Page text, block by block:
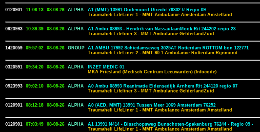
0120901 11:06:13 08-08-26 ALPHA
A1 (MMT) 13991 Oudenoord Utrecht 76302 // Regio 09
Traumaheli LifeLiner 1 - MMT Ambulance Amsterdam Amstelland
0923993 10:39:39 08-08-26 ALPHA
A1 Ambu 08993 - Hendrik van NassaulaanMook Rit 244202 regio 23
Traumaheli Lifeliner 3 - MMT Ambulance GelderlandZuid
1420059 09:57:02 08-08-26 GROUP
A1 AMBU 17992 Schiedamseweg 3025AT Rotterdam ROTTDM bon 122771
Traumaheli LifeLiner 2 - MMT 90.1 Ambulance Rotterdam Rijnmond
0320591 09:34:20 08-08-26 ALPHA
INZET MEDIC 01
MKA Friesland (Medisch Centrum Leeuwarden) (Infocode)
0923993 09:02:10 08-08-26 ALPHA
A0 Ambu 08993 Reanimatie Eldensedijk Arnhem Rit 244120 regio 07
Traumaheli Lifeliner 3 - MMT Ambulance GelderlandZuid
0120901 08:12:18 08-08-26 ALPHA
A0 (AED, MMT) 13991 Tussen Meer 1069 Amsterdam 76252
Traumaheli LifeLiner 1 - MMT Ambulance Amsterdam Amstelland
0120901 07:03:49 08-08-26 ALPHA
A1 13991 N414 - Bisschopsweg Bunschoten-Spakenburg 76244 - Regio 09 -
Traumaheli LifeLiner 1 - MMT Ambulance Amsterdam Amstelland